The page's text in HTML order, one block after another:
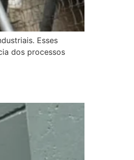
Esses
dos processos